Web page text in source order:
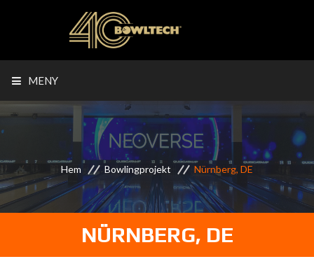
MENY
Hem Bowlingprojekt Nürnberg, DE
NÜRNBERG, DE